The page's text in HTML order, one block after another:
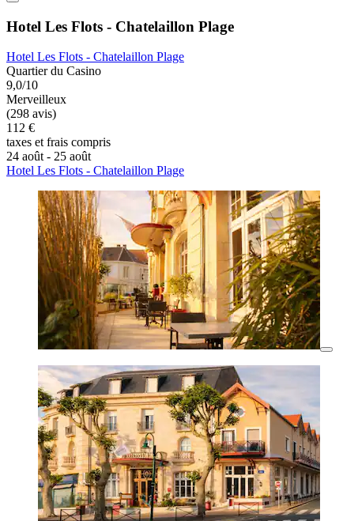
Hotel Les Flots - Chatelaillon Plage
Hotel Les Flots - Chatelaillon Plage
Quartier du Casino
9,0/10
Merveilleux
(298 avis)
112 €
taxes et frais compris
24 août - 25 août
Hotel Les Flots - Chatelaillon Plage